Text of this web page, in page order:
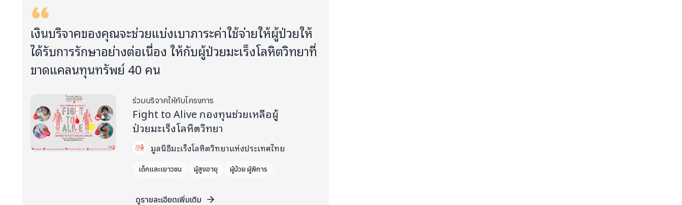
ร่วมบริจาคให้กับโครงการ
Fight to Alive กองทุนช่วยเหลือผู้
ป่วยมะเร็งโลหิตวิทยา
มูลนิธิมะเร็งโลหิตวิทยาแห่งประเทศไทย
เด็กและเยาวชน ผู้สูงอายุ ผู้ป่วย ผู้พิการ
เงินบริจาคของคุณจะช่วยแบ่งเบาภาระค่าใช้จ่ายให้ผู้ป่วยให้
ได้รับการรักษาอย่างต่อเนื่อง ให้กับผู้ป่วยมะเร็งโลหิตวิทยาที่
ขาดแคลนทุนทรัพย์ 40 คน
ดูรายละเอียดเพิ่มเติม